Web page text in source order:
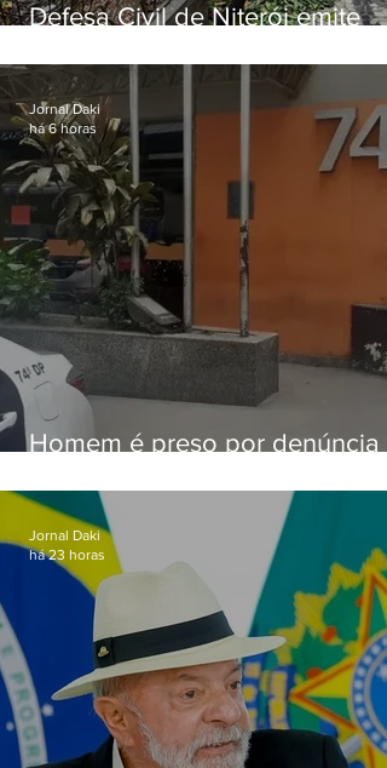
Defesa Civil de Niterói emite
sexta-feira (07)
Homem é preso por denúncia
Alcântara
Jornal Daki
há 6 horas
Jornal Daki
há 23 horas